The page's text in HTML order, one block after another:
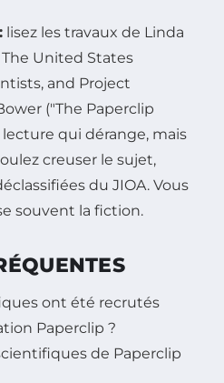
lisez les travaux de Linda
United States
and Project
("The Paperclip
lecture qui dérange, mais
creuser le sujet,
du JIOA. Vous
souvent la fiction.
ont été recrutés
Paperclip ?
de Paperclip